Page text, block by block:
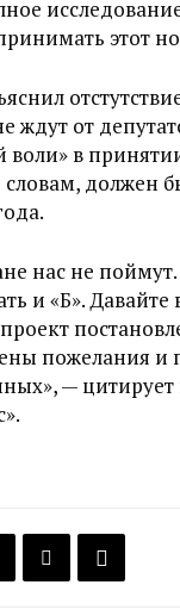
этот
ждут от
воли» в
словам, должен
нас не
и «Б». Давайте
пожелания и
— цитирует